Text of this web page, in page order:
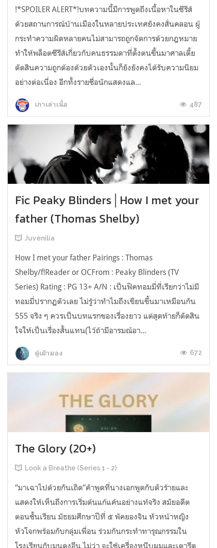
!*SPOILER ALERT*!บทความนี้มีการพูดถึงเนื้อหาในซีรีส์
ด้วยสถานการณ์บ้านเมืองในหลายประเทศยังคงสั่นคลอน ผู้
กระทำความผิดหลายคนไม่สามารถถูกจัดการด้วยกฎหมาย
ทำให้พล็อตซีรีส์เกี่ยวกับคนธรรมดาที่ตั้งตนขึ้นมาศาลเตี้ย
ตัดสินความถูกต้องด้วยตัวเองนั้นก็ยังยังคงได้รับความนิยม
อย่างต่อเนื่อง อีกทั้งรายชื่อนักแสดงแล...
เกาเล่าเนื้อ 487
Fic Peaky Blinders│How I met your
father (Thomas Shelby)
Juvenilia
How I met your father Pairings : Thomas
Shelby/f!Reader or OCFrom : Peaky Blinders (TV
Series) Rating : PG 13+ A/N : เป็นฟิคทอมมี่ที่เรียกว่าไม่มี
ทอมมี่ปรากฏตัวเลย ไม่รู้ว่าทำไมถึงเขียนขึ้นมาเหมือนกัน
555 จริง ๆ ควรเป็นบทแรกของเรื่องยาว แต่สุดท้ายก็ตัดสิน
ใจให้เป็นเรื่องสั้นแทน(ไว้ถ้ามีอารมณ์อา...
ผู้เฝ้ามอง 672
The Glory (20+)
Look a Breathe (Series 1 - 2)
“มาเฉาไปด้วยกันเถิด”คำพูดที่นางเอกพูดกับตัวร้ายและ
แสดงให้เห็นถึงการเริ่มต้นแก้แค้นอย่างแท้จริง สมัยอดีต
ตอนชั้นเรียน มัธยมศึกษาปีที่ ๕ พัคยองจิน หัวหน้าหญิง
หัวโจกพร้อมกับกลุ่มเพื่อน ร่วมกันกระทำทารุณกรรมใน
โรงเรียนกับมุนดงอึน ไม่ว่า จะใช้เครื่องหนีบผมและเตารีด